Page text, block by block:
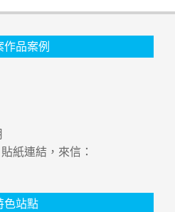
作品案例
紙連結，來信：
色站點